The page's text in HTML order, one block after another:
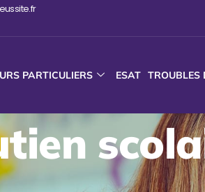
PARTICULIERS ESAT TROUBLES